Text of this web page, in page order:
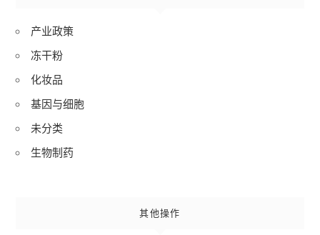
产业政策
冻干粉
化妆品
基因与细胞
未分类
生物制药
其他操作